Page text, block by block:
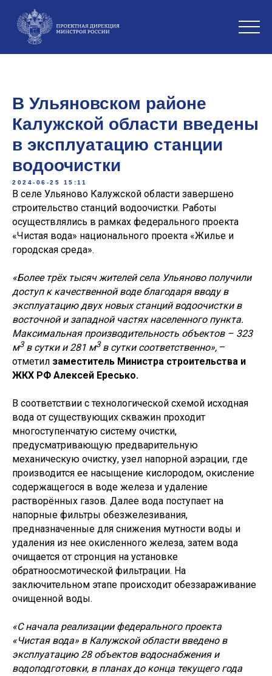
В Ульяновском районе
Калужской области введены
в эксплуатацию станции
водоочистки
2024-06-25 15:11
В селе Ульяново Калужской области завершено
строительство станций водоочистки. Работы
осуществлялись в рамках федерального проекта
«Чистая вода» национального проекта «Жилье и
городская среда».
«Более трёх тысяч жителей села Ульяново получили
доступ к качественной воде благодаря вводу в
эксплуатацию двух новых станций водоочистки в
восточной и западной частях населенного пункта.
Максимальная производительность объектов – 323
м3в сутки и 281 м3в сутки соответственно», –
отметил заместитель Министра строительства и
ЖКХ РФ Алексей Ересько.
В соответствии с технологической схемой исходная
вода от существующих скважин проходит
многоступенчатую систему очистки,
предусматривающую предварительную
механическую очистку, узел напорной аэрации, где
производится ее насыщение кислородом, окисление
содержащегося в воде железа и удаление
растворённых газов. Далее вода поступает на
напорные фильтры обезжелезивания,
предназначенные для снижения мутности воды и
удаления из нее окисленного железа, затем вода
очищается от стронция на установке
обратноосмотической фильтрации. На
заключительном этапе происходит обеззараживание
очищенной воды.
«С начала реализации федерального проекта
«Чистая вода» в Калужской области введено в
эксплуатацию 28 объектов водоснабжения и
водоподготовки, в планах до конца текущего года